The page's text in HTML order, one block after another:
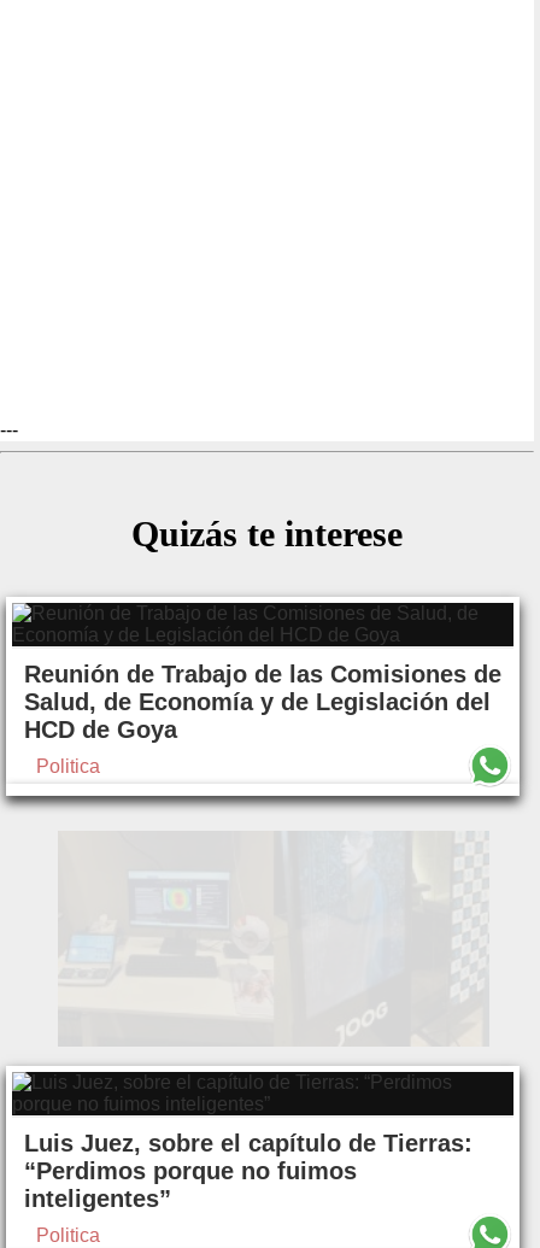
---
Quizás te interese
Reunión de Trabajo de las Comisiones de
Salud, de Economía y de Legislación del
HCD de Goya
Politica
Luis Juez, sobre el capítulo de Tierras:
“Perdimos porque no fuimos
inteligentes”
Politica